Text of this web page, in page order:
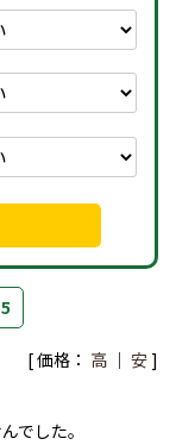
5
[ 価格： 高 ｜ 安 ]
でした。